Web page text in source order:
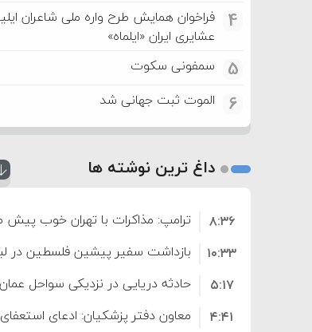
4
فراخوان همایش طرح واره ملی شاعران
عشایری ایران «ایلماه»
5 سمفونی سکوت
6 الموت ثبت جهانی شد
داغ ترین نوشته ها
ترامپ: مذاکرات با تهران خوب پیش
۸:۳۶
بازداشت سفیر پیشین فلسطین در
۱۰:۳۳
حادثه دریایی در نزدیکی سواحل عمان
۵:۱۷
معاون دفتر پزشکیان: ادعای
۴:۴۱